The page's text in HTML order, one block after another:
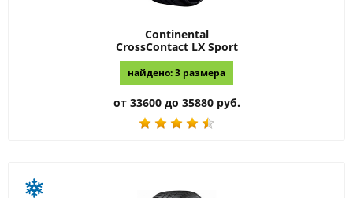
Continental
CrossContact LX Sport
найдено: 3 размера
от 33600 до 35880 руб.